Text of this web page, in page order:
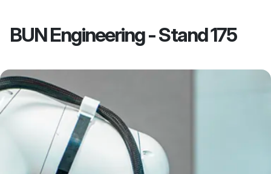
BUN Engineering - Stand 175